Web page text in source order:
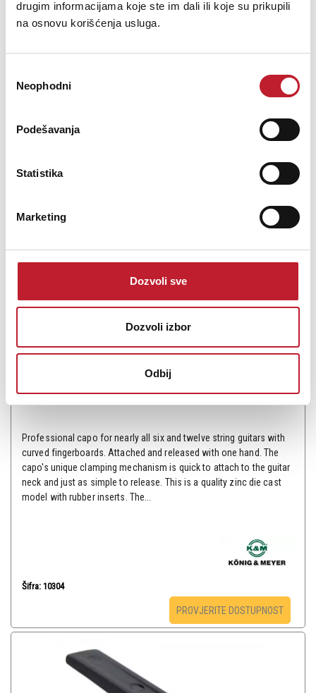
drugim informacijama koje ste im dali ili koje su prikupili
na osnovu korišćenja usluga.
сагласности
Neophodni
Podešavanja
Statistika
Marketing
Dozvoli sve
Dozvoli izbor
Odbij
Šifra: 12541
K&M Guitar Capo Chromed - Kapodaster
39,00KM
Professional capo for nearly all six and twelve string guitars with
curved fingerboards. Attached and released with one hand. The
capo's unique clamping mechanism is quick to attach to the guitar
neck and just as simple to release. This is a quality zinc die cast
model with rubber inserts. The...
Šifra: 10304
PROVJERITE DOSTUPNOST